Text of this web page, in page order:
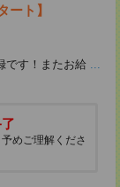
ート】
です！またお給 ...
めご理解くださ